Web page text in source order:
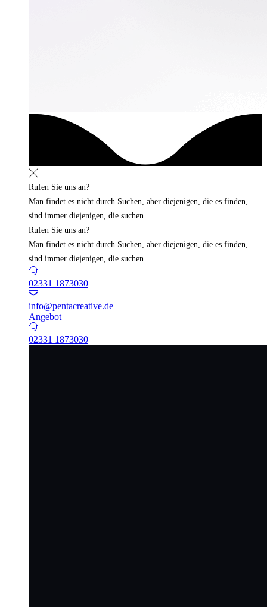
Rufen Sie uns an?
Man findet es nicht durch Suchen, aber diejenigen, die es finden,
sind immer diejenigen, die suchen...
Rufen Sie uns an?
Man findet es nicht durch Suchen, aber diejenigen, die es finden,
sind immer diejenigen, die suchen...
02331 1873030
info@pentacreative.de
Angebot
02331 1873030